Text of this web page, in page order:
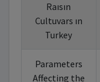
Raısın
Cultuvars ın
Turkey
Parameters
Affecting the